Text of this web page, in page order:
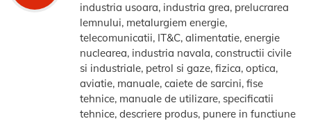
industria usoara, industria grea, prelucrarea
lemnului, metalurgiem energie,
telecomunicatii, IT&C, alimentatie, energie
nuclearea, industria navala, constructii civile
si industriale, petrol si gaze, fizica, optica,
aviatie, manuale, caiete de sarcini, fise
tehnice, manuale de utilizare, specificatii
tehnice, descriere produs, punere in functiune